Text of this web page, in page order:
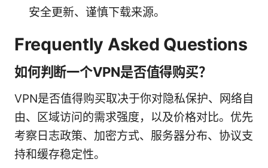
安全更新、谨慎下载来源。
Frequently Asked Questions
如何判断一个VPN是否值得购买？
VPN是否值得购买取决于你对隐私保护、网络自
由、区域访问的需求强度，以及价格对比。优先
考察日志政策、加密方式、服务器分布、协议支
持和缓存稳定性。